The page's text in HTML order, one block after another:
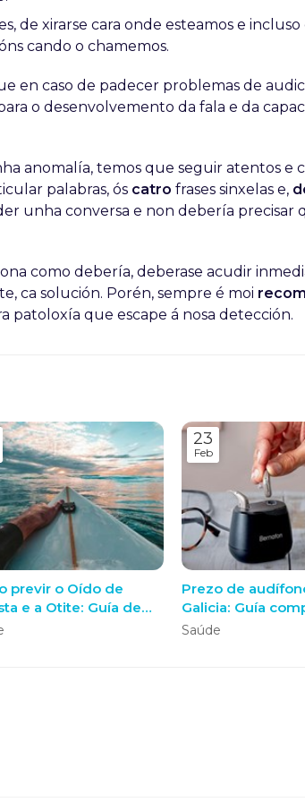
de xirarse cara onde esteamos e incluso
cando o chamemos.
en caso de padecer problemas de
o desenvolvemento da fala e da
anomalía, temos que seguir atentos e
palabras, ós catro frases sinxelas e,
unha conversa e non debería precisar
como debería, deberase acudir
ca solución. Porén, sempre é moi
patoloxía que escape á nosa detección.
previr o Oído de
e a Otite: Guía de
para Surf e
23
Feb
Prezo de
Galicia: Guía
custos e servizos
Saúde